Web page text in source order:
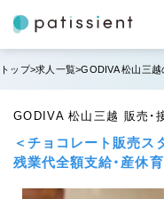
トップ 求人一覧 GODIVA 松山三越
GODIVA 松山三越 販売・
＜チョコレート販売ス
残業代全額支給・産休